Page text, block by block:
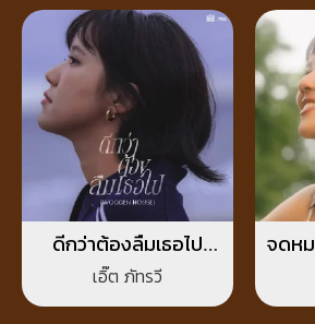
ดีกว่าต้องลืมเธอไป
(Wooden House)
เอิ๊ต ภัทรวี
จดหม